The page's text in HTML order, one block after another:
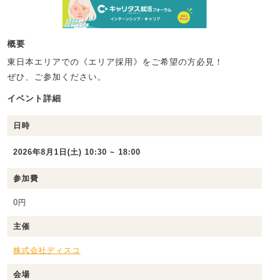
概要
東日本エリアでの《エリア採用》をご希望の方必見！
ぜひ、ご参加ください。
イベント詳細
日時
2026年8月1日(土) 10:30 ~ 18:00
参加費
0円
主催
株式会社ディスコ
会場